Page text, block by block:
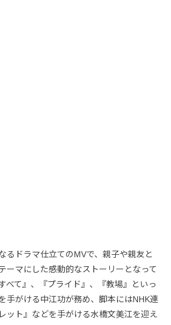
るドラマ仕立てのMVで、親子や親友と
ーマにした感動的なストーリーとなって
べて』、『プライド』、『教場』といっ
手がける中江功が務め、脚本にはNHK連
ット』などを手がける水橋文美江を迎え